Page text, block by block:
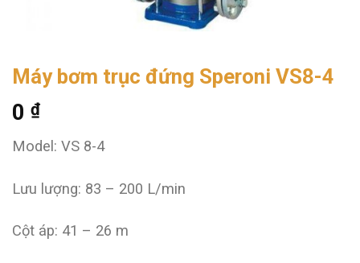
Máy bơm trục đứng Speroni VS8-4
0 ₫
Model: VS 8-4
Lưu lượng: 83 – 200 L/min
Cột áp: 41 – 26 m